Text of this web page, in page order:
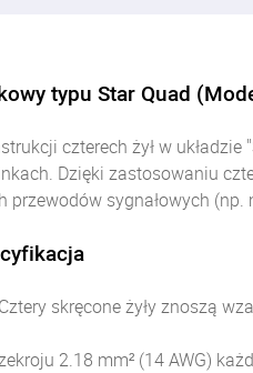
typu Star Quad
czterech żył w
Dzięki zastosowaniu
przewodów sygnałowych
skręcone żyły znoszą
2.18 mm² (14 AWG)